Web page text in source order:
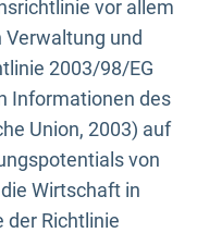
vor allem
und
2003/98/EG
Informationen des
Union, 2003) auf
von
Wirtschaft in
der Richtlinie